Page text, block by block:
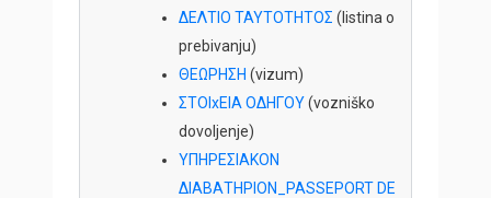
ΔEΛTIO TAYTOTHTOΣ (listina o
prebivanju)
ΘΕΩΡΗΣΗ (vizum)
ΣTOIxEIA OΔHΓOY(vozniško
dovoljenje)
ΥΠΗΡΕΣΙΑΚΟΝ
ΔΙΑΒΑΤΗΡΙΟΝ_PASSEPORT DE